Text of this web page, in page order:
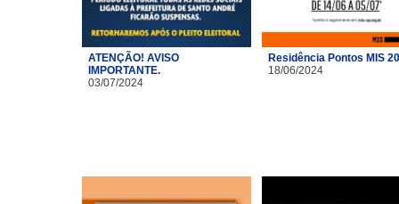
ATENÇÃO! AVISO
IMPORTANTE.
03/07/2024
Residência Pontos MIS
18/06/2024